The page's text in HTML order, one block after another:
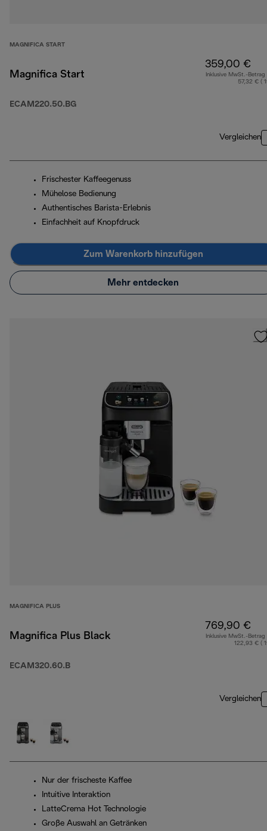
MAGNIFICA START
Magnifica Start
ECAM220.50.BG
359,00 €
Inklusive MwSt.-Betrag
57,32 € (
Vergleichen
Frischester Kaffeegenuss
Mühelose Bedienung
Authentisches Barista-Erlebnis
Einfachheit auf Knopfdruck
Zum Warenkorb hinzufügen
Mehr entdecken
MAGNIFICA PLUS
Magnifica Plus Black
ECAM320.60.B
769,90 €
Inklusive MwSt.-Betrag
122,93 € (
Vergleichen
Nur der frischeste Kaffee
Intuitive Interaktion
LatteCrema Hot Technologie
Große Auswahl an Getränken